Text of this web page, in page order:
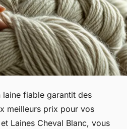
fiable garantit des
meilleurs prix pour vos
Laines Cheval Blanc, vous